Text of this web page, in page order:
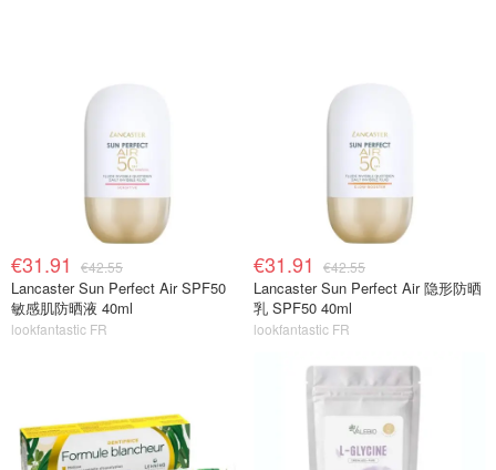
€31.91 €42.55
Lancaster Sun Perfect Air SPF50
敏感肌防晒液 40ml
lookfantastic FR
€31.91 €42.55
Lancaster Sun Perfect Air 隐形防晒
乳 SPF50 40ml
lookfantastic FR